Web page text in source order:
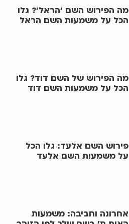
מה הפירוש השם 'הראל'? גלו
הכל על משמעות השם הראל
מה הפירוש של השם דוד? גלו
הכל על משמעות השם דוד
פירוש השם אלעד: גלו הכל
על משמעות השם אלעד
אחרונה וחביבה: משמעות